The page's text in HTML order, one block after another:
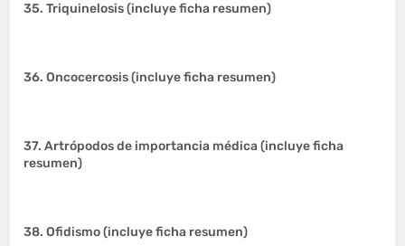
35. Triquinelosis (incluye ficha resumen)
36. Oncocercosis (incluye ficha resumen)
37. Artrópodos de importancia médica (incluye ficha
resumen)
38. Ofidismo (incluye ficha resumen)